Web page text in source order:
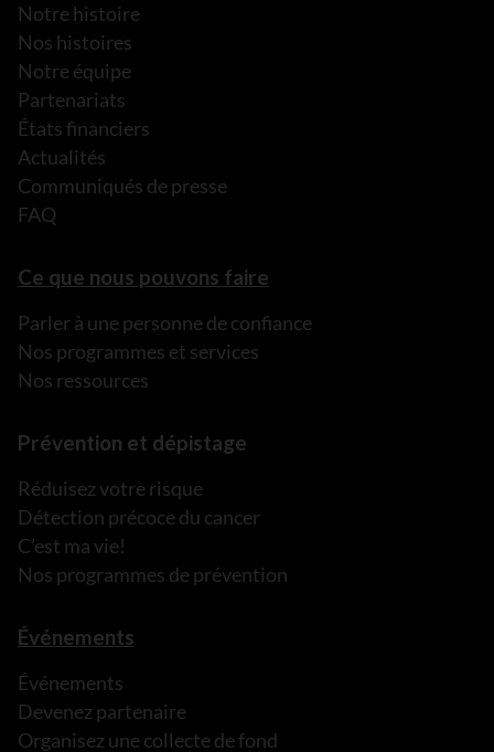
Notre histoire
Nos histoires
Notre équipe
Partenariats
États financiers
Actualités
Communiqués de presse
FAQ
Ce que nous pouvons faire
Parler à une personne de confiance
Nos programmes et services
Nos ressources
Prévention et dépistage
Réduisez votre risque
Détection précoce du cancer
C’est ma vie!
Nos programmes de prévention
Événements
Événements
Devenez partenaire
Organisez une collecte de fond